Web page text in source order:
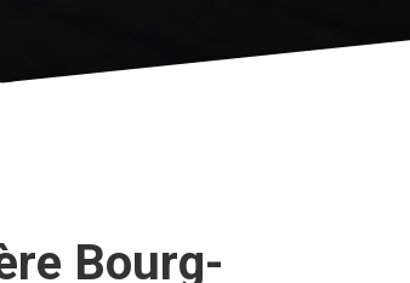
Bourg-